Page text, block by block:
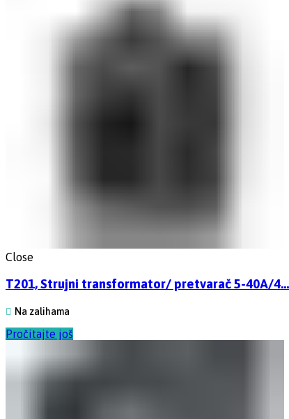
Close
T201, Strujni transformator/ pretvarač 5-40A/
Na zalihama
Pročitajte još